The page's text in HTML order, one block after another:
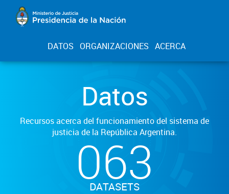
DATOS ORGANIZACIONES ACERCA
Datos
Recursos acerca del funcionamiento del sistema de
justicia de la República Argentina.
063
DATASETS